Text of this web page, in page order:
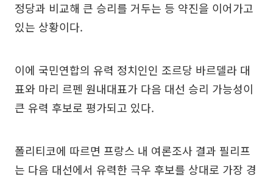
정당과 비교해 큰 승리를 거두는 등 약진을 이어가고
있는 상황이다.
이에 국민연합의 유력 정치인인 조르당 바르델라 대
표와 마리 르펜 원내대표가 다음 대선 승리 가능성이
큰 유력 후보로 평가되고 있다.
폴리티코에 따르면 프랑스 내 여론조사 결과 필리프
는 다음 대선에서 유력한 극우 후보를 상대로 가장 경